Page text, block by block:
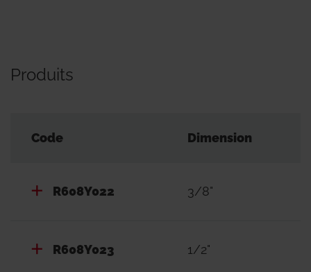
Produits
Code Dimension
R608Y022 3/8"
R608Y023 1/2"